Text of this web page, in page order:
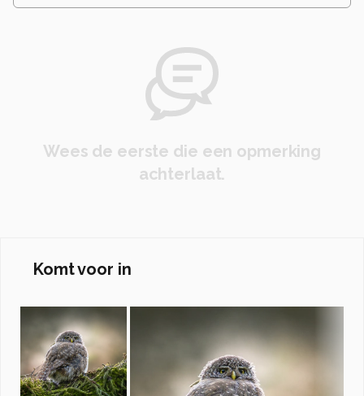
Wees de eerste die een opmerking
achterlaat.
Komt voor in